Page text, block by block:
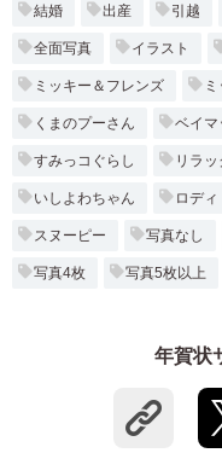
結婚 出産 引越
全面写真 イラスト
ミッキー＆フレンズ
くまのプーさん ベイマ
すみっコぐらし リラッ
いしよわちゃん ロディ
スヌーピー 写真なし
写真4枚 写真5枚以上
年賀状